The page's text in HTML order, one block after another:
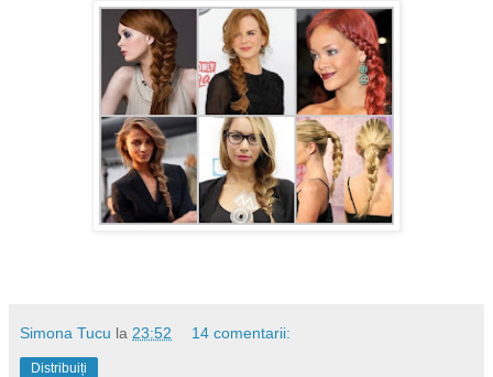
Simona Tucu la 23:52 14 comentarii:
Distribuiți